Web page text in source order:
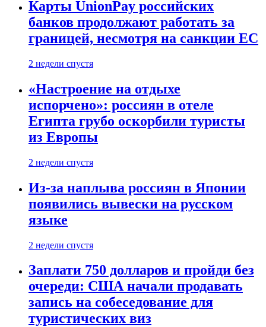
Карты UnionPay российских
банков продолжают работать за
границей, несмотря на санкции ЕС
2 недели спустя
«Настроение на отдыхе
испорчено»: россиян в отеле
Египта грубо оскорбили туристы
из Европы
2 недели спустя
Из-за наплыва россиян в Японии
появились вывески на русском
языке
2 недели спустя
Заплати 750 долларов и пройди без
очереди: США начали продавать
запись на собеседование для
туристических виз